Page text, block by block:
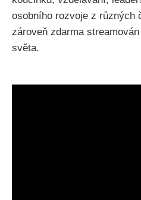
osobního rozvoje z různých
zároveň zdarma
světa.